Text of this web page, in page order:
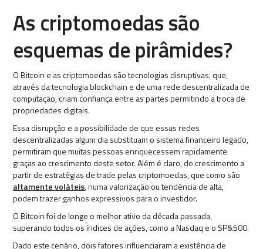
As criptomoedas são
esquemas de pirâmides?
O Bitcoin e as criptomoedas são tecnologias disruptivas, que,
através da tecnologia blockchain e de uma rede descentralizada de
computação, criam confiança entre as partes permitindo a troca de
propriedades digitais.
Essa disrupção e a possibilidade de que essas redes
descentralizadas algum dia substituam o sistema financeiro legado,
permitiram que muitas pessoas enriquecessem rapidamente
graças ao crescimento deste setor. Além é claro, do crescimento a
partir de estratégias de trade pelas criptomoedas, que como são
altamente voláteis, numa valorização ou tendência de alta,
podem trazer ganhos expressivos para o investidor.
O Bitcoin foi de longe o melhor ativo da década passada,
superando todos os índices de ações, como a Nasdaq e o SP&500.
Dado este cenário, dois fatores influenciaram a existência de